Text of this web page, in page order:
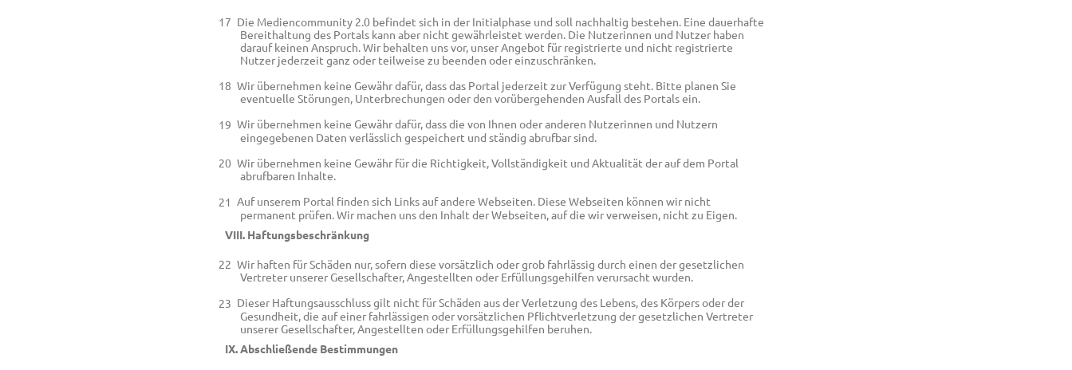
Die Mediencommunity 2.0 befindet sich in der Initialphase und soll nachhaltig bestehen. Eine dauerhafte
Bereithaltung des Portals kann aber nicht gewährleistet werden. Die Nutzerinnen und Nutzer haben
darauf keinen Anspruch. Wir behalten uns vor, unser Angebot für registrierte und nicht registrierte
Nutzer jederzeit ganz oder teilweise zu beenden oder einzuschränken.
Wir übernehmen keine Gewähr dafür, dass das Portal jederzeit zur Verfügung steht. Bitte planen Sie
eventuelle Störungen, Unterbrechungen oder den vorübergehenden Ausfall des Portals ein.
Wir übernehmen keine Gewähr dafür, dass die von Ihnen oder anderen Nutzerinnen und Nutzern
eingegebenen Daten verlässlich gespeichert und ständig abrufbar sind.
Wir übernehmen keine Gewähr für die Richtigkeit, Vollständigkeit und Aktualität der auf dem Portal
abrufbaren Inhalte.
Auf unserem Portal finden sich Links auf andere Webseiten. Diese Webseiten können wir nicht
permanent prüfen. Wir machen uns den Inhalt der Webseiten, auf die wir verweisen, nicht zu Eigen.
VIII. Haftungsbeschränkung
Wir haften für Schäden nur, sofern diese vorsätzlich oder grob fahrlässig durch einen der gesetzlichen
Vertreter unserer Gesellschafter, Angestellten oder Erfüllungsgehilfen verursacht wurden.
Dieser Haftungsausschluss gilt nicht für Schäden aus der Verletzung des Lebens, des Körpers oder der
Gesundheit, die auf einer fahrlässigen oder vorsätzlichen Pflichtverletzung der gesetzlichen Vertreter
unserer Gesellschafter, Angestellten oder Erfüllungsgehilfen beruhen.
IX. Abschließende Bestimmungen